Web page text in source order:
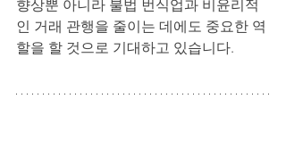
향상뿐 아니라 불법 번식업과 비윤리적
인 거래 관행을 줄이는 데에도 중요한 역
할을 할 것으로 기대하고 있습니다.